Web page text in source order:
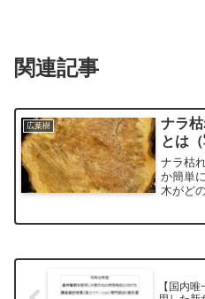
関連記事
広葉樹
ナラ
とは（
ナラ枯
か簡単
木がど
【国内